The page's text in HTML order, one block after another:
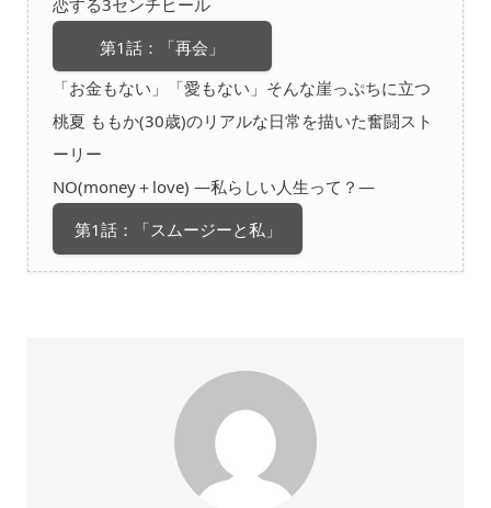
第1話：「再会」
「お金もない」「愛もない」そんな崖っぷちに立つ
桃夏 ももか(30歳)のリアルな日常を描いた奮闘スト
ーリー
NO(money＋love) —私らしい人生って？—
第1話：「スムージーと私」